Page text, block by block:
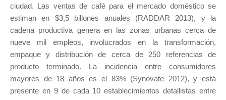
ciudad. Las ventas de café para el mercado doméstico se
estiman en $3,5 billones anuales (RADDAR 2013), y la
cadena productiva genera en las zonas urbanas cerca de
nueve mil empleos, involucrados en la transformación,
empaque y distribución de cerca de 250 referencias de
producto terminado. La incidencia entre consumidores
mayores de 18 años es el 83% (Synovate 2012), y está
presente en 9 de cada 10 establecimientos detallistas entre